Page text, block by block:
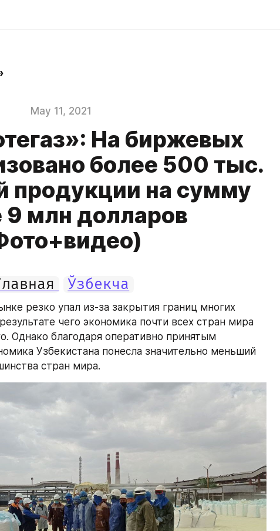
May 11, 2021
На биржевых
более 500 тыс.
продукции на сумму
9 млн долларов
Ўзбекча
резко упал из-за закрытия границ многих
чего экономика почти всех стран мира
Однако благодаря оперативно принятым
Узбекистана понесла значительно меньший
стран мира.